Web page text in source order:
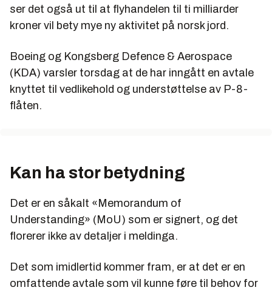
ser det også ut til at flyhandelen til ti milliarder
kroner vil bety mye ny aktivitet på norsk jord.
Boeing og Kongsberg Defence & Aerospace
(KDA) varsler torsdag at de har inngått en avtale
knyttet til vedlikehold og understøttelse av P-8-
flåten.
Kan ha stor betydning
Det er en såkalt «Memorandum of
Understanding» (MoU) som er signert, og det
florerer ikke av detaljer i meldinga.
Det som imidlertid kommer fram, er at det er en
omfattende avtale som vil kunne føre til behov for